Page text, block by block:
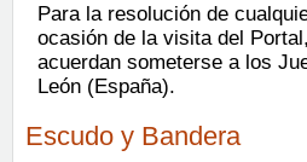
Para la resolución de
ocasión de la visita del
acuerdan someterse a los
León (España).
Escudo y Bandera